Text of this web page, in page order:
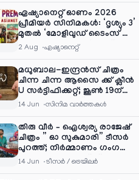
ഏഷ്യാനെറ്റ് ഓണം 2026
പ്രീമിയർ സിനിമകൾ: ‘ദൃശ്യം 3’
മുതൽ ‘മോളിവുഡ് ടൈംസ്’
വരെ ആഘോഷ വിരുന്ന്
2 Aug ഏഷ്യാനെറ്റ്‌
മധുബാല-ഇന്ദ്രൻസ് ചിത്രം
ചിന്ന ചിന്ന ആസൈ ക്ക് ക്ലീൻ
U സർട്ടിഫിക്കറ്റ്; ജൂൺ 19ന്
ആഗോള റിലീസ്
14 Jun സിനിമ വാര്‍ത്തകള്‍
തിരു വീർ – ഐശ്വര്യ രാജേഷ്
ചിത്രം ” ഓ സുകുമാരി” ടീസർ
പുറത്ത്; നിർമ്മാണം ഗംഗ
എന്റർടൈൻമെന്റ്‌സ്
14 Jun ടീസര്‍ / ട്രെയിലര്‍